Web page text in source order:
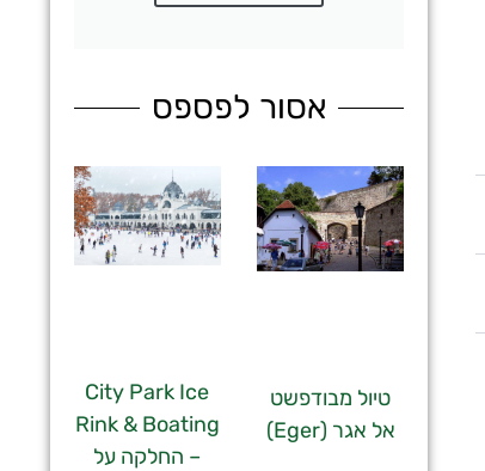
אסור לפספס
טיול מבודפשט
אל אגר (Eger)
City Park Ice
Rink & Boating
– החלקה על